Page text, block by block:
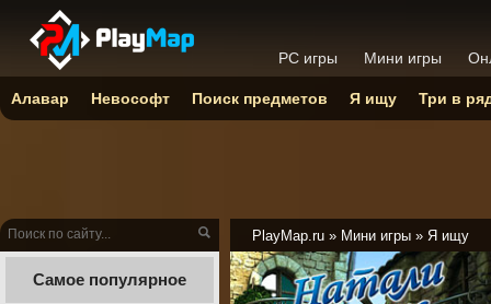
PlayMap.ru » Мини игры » Я ищу
Самое популярное
PC игры Мини игры
Алавар Невософт Поиск предметов Я ищу Три в